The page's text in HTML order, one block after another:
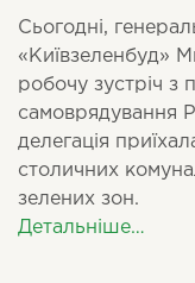
Сьогодні,
«Київзеленбуд»
робочу зустріч з
самоврядування
делегація
столичних
зелених зон.
Детальніше…